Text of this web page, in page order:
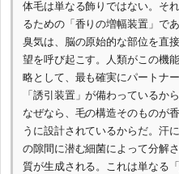
体毛は単なる飾りではない。そ
るための「香りの増幅装置」で
臭気は、脳の原始的な部位を直
望を呼び起こす。人類がこの機
略として、最も確実にパートナ
「誘引装置」が備わっているか
なぜなら、毛の構造そのものが
うに設計されているからだ。汗
の隙間に潜む細菌によって分解
質が生成される。これは単なる